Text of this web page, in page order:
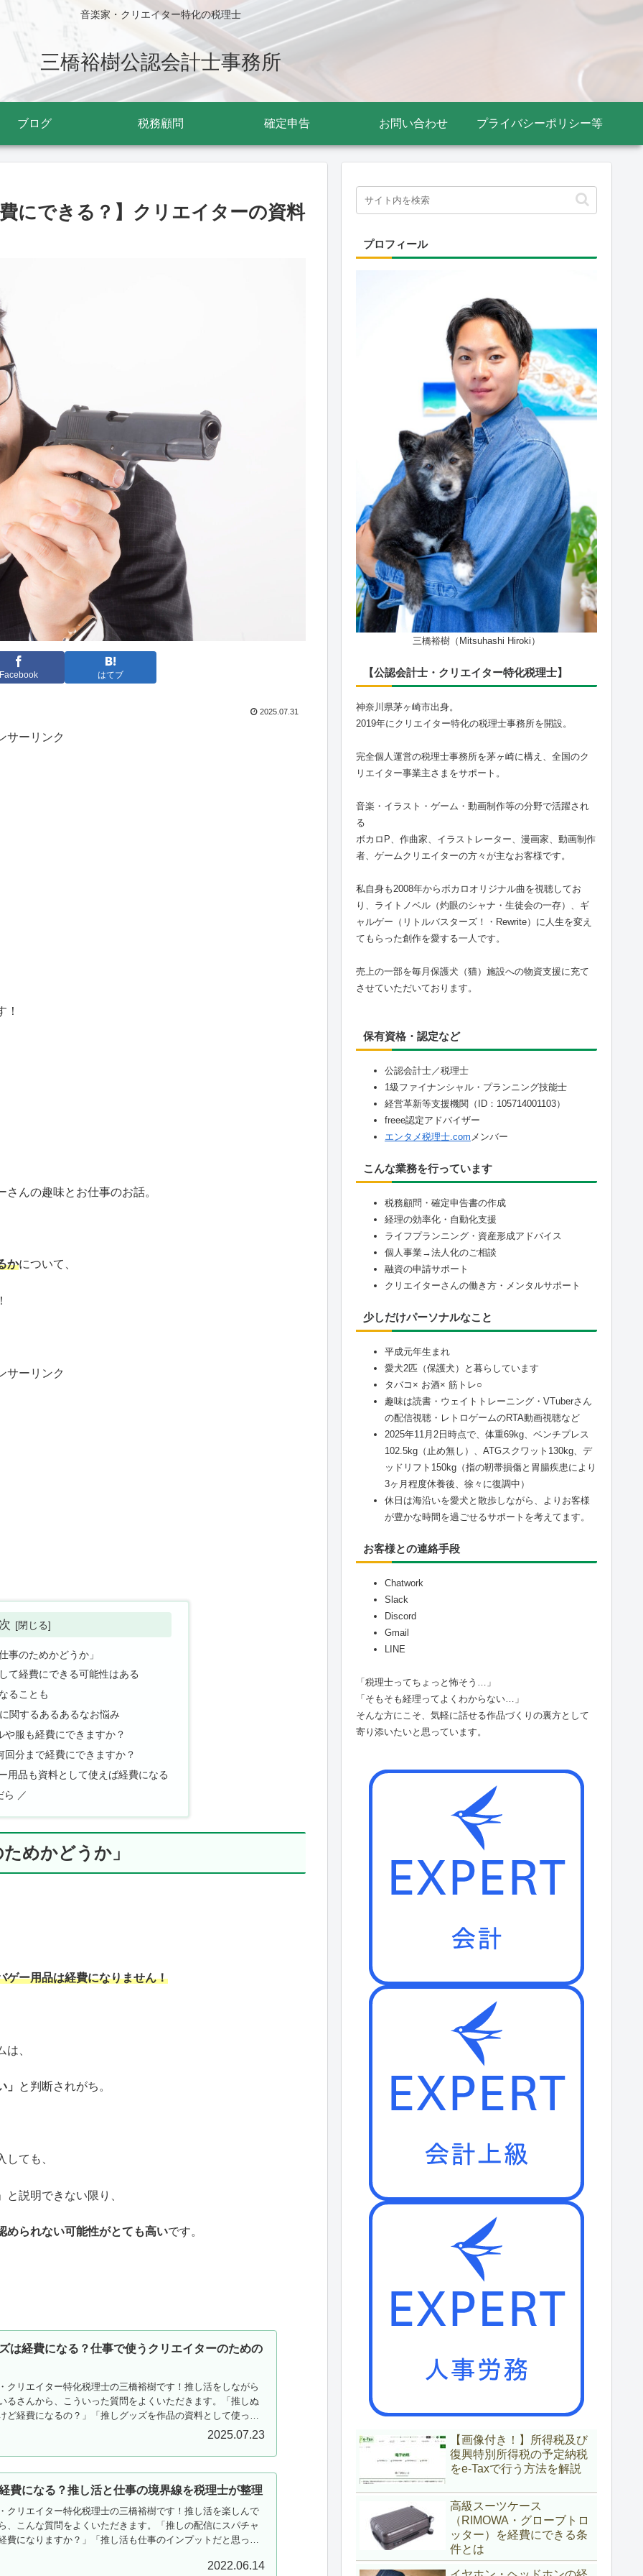
音楽家・クリエイター特化の税理士
三橋裕樹公認会計士事務所
ブログ 税務顧問 確定申告 お問い合わせ プライバシーポリシー等
にできる？】クリエイターの資料
Facebook はてブ
2025.07.31
サーリンク
！
んの趣味とお仕事のお話。
かについて、
サーリンク
事のためかどうか」
て経費にできる可能性はある
ることも
関するあるあるなお悩み
服も経費にできますか？
分まで経費にできますか？
用品も資料として使えば経費になる
ら ／
めかどうか」
ゲー用品は経費になりません！
、
と判断されがち。
ても、
説明できない限り、
められない可能性がとても高いです。
は経費になる？仕事で使うクリエイターのための
クリエイター特化税理士の三橋裕樹です！推し活をしながら
るさんから、こういった質問をよくいただきます。「推しぬ
ど経費になるの？」「推しグッズを作品の資料として使って
2025.07.23
費になる？推し活と仕事の境界線を税理士が整理
クリエイター特化税理士の三橋裕樹です！推し活を楽しんで
、こんな質問をよくいただきます。「推しの配信にスパチャ
費になりますか？」「推し活も仕事のインプットだと思って
2022.06.14
プロフィール
三橋裕樹（Mitsuhashi Hiroki）
【公認会計士・クリエイター特化税理士】
神奈川県茅ヶ崎市出身。
2019年にクリエイター特化の税理士事務所を開設。
完全個人運営の税理士事務所を茅ヶ崎に構え、全国のク
リエイター事業主さまをサポート。
音楽・イラスト・ゲーム・動画制作等の分野で活躍され
る
ボカロP、作曲家、イラストレーター、漫画家、動画制作
者、ゲームクリエイターの方々が主なお客様です。
私自身も2008年からボカロオリジナル曲を視聴してお
り、ライトノベル（灼眼のシャナ・生徒会の一存）、ギ
ャルゲー（リトルバスターズ！・Rewrite）に人生を変え
てもらった創作を愛する一人です。
売上の一部を毎月保護犬（猫）施設への物資支援に充て
させていただいております。
保有資格・認定など
公認会計士／税理士
1級ファイナンシャル・プランニング技能士
経営革新等支援機関（ID：105714001103）
freee認定アドバイザー
エンタメ税理士.com メンバー
こんな業務を行っています
税務顧問・確定申告書の作成
経理の効率化・自動化支援
ライフプランニング・資産形成アドバイス
個人事業→法人化のご相談
融資の申請サポート
クリエイターさんの働き方・メンタルサポート
少しだけパーソナルなこと
平成元年生まれ
愛犬2匹（保護犬）と暮らしています
タバコ× お酒× 筋トレ○
趣味は読書・ウェイトトレーニング・VTuberさん
の配信視聴・レトロゲームのRTA動画視聴など
2025年11月2日時点で、体重69kg、ベンチプレス
102.5kg（止め無し）、ATGスクワット130kg、デ
ッドリフト150kg（指の靭帯損傷と胃腸疾患により
3ヶ月程度休養後、徐々に復調中）
休日は海沿いを愛犬と散歩しながら、よりお客様
が豊かな時間を過ごせるサポートを考えてます。
お客様との連絡手段
Chatwork
Slack
Discord
Gmail
LINE
「税理士ってちょっと怖そう…」
「そもそも経理ってよくわからない…」
そんな方にこそ、気軽に話せる作品づくりの裏方として
寄り添いたいと思っています。
【画像付き！】所得税及び
復興特別所得税の予定納税
をe-Taxで行う方法を解説
高級スーツケース
（RIMOWA・グローブトロ
ッター）を経費にできる条
件とは